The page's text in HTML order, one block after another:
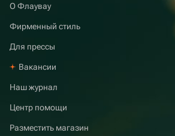
О Флаувау
Фирменный стиль
Для прессы
Вакансии
Наш журнал
Центр помощи
Разместить магазин